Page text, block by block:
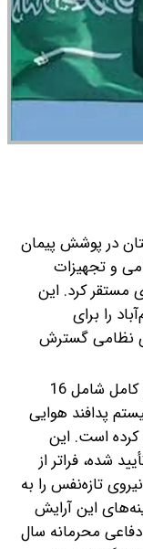
در پوشش پیمان
و تجهیزات
مستقر کرد. این
را برای
نظامی گسترش
طبق گزارش رویترز، پاکستان یک اسکادران کامل شامل 16
و سیستم پدافند هوایی
کرده است. این
شده، فراتر از
تازه‌نفس را به
این آرایش
محرمانه سال